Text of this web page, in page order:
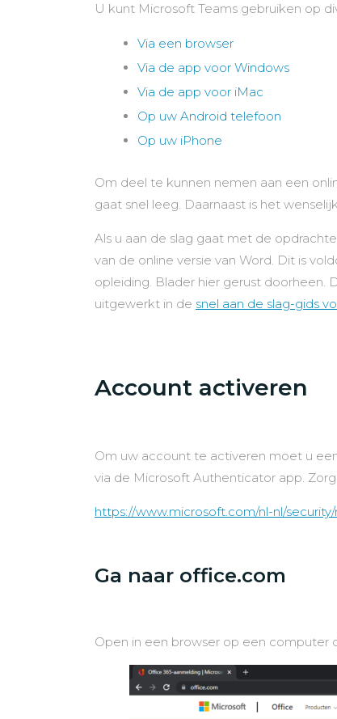
U kunt Microsoft Teams gebruiken op
Via een browser
Via de app voor Windows
Via de app voor iMac
Op uw Android telefoon
Op uw iPhone
Om deel te kunnen nemen aan een
gaat snel leeg. Daarnaast is het
Als u aan de slag gaat met de
van de online versie van Word. Dit is
opleiding. Blader hier gerust doorheen.
uitgewerkt in de snel aan de slag-gids
Account activeren
Om uw account te activeren moet u
via de Microsoft Authenticator app.
https://www.microsoft.com/nl-nl/
Ga naar office.com
Open in een browser op een computer